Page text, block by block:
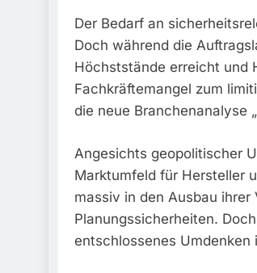
Der Bedarf an
Doch während die
Höchststände erreicht und
Fachkräftemangel zum
die neue Branchenanalyse
Angesichts geopolitischer
Marktumfeld für Hersteller
massiv in den Ausbau
Planungssicherheiten.
entschlossenes Umdenken